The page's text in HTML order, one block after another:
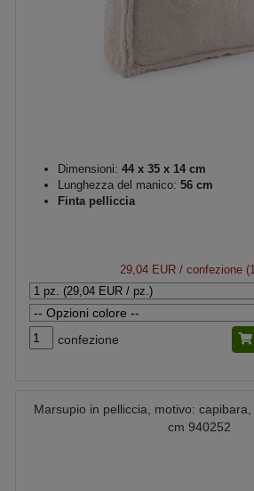
Dimensioni: 44 x 35 x 14 cm
Lunghezza del manico: 56 cm
Finta pelliccia
29,04 EUR/ confezione
confezione
Marsupio in pelliccia, motivo:
cm 940252